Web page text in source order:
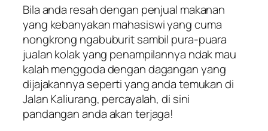
Bila anda resah dengan penjual makanan
yang kebanyakan mahasiswi yang cuma
nongkrong ngabuburit sambil pura-puara
jualan kolak yang penampilannya ndak mau
kalah menggoda dengan dagangan yang
dijajakannya seperti yang anda temukan di
Jalan Kaliurang, percayalah, di sini
pandangan anda akan terjaga!